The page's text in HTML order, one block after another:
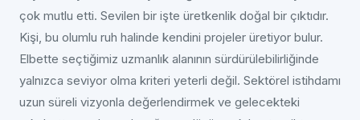
çok mutlu etti. Sevilen bir işte üretkenlik doğal bir çıktıdır.
Kişi, bu olumlu ruh halinde kendini projeler üretiyor bulur.
Elbette seçtiğimiz uzmanlık alanının sürdürülebilirliğinde
yalnızca seviyor olma kriteri yeterli değil. Sektörel istihdamı
uzun süreli vizyonla değerlendirmek ve gelecekteki